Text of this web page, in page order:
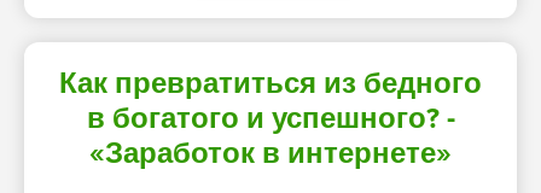
Как превратиться из бедного
в богатого и успешного? -
«Заработок в интернете»